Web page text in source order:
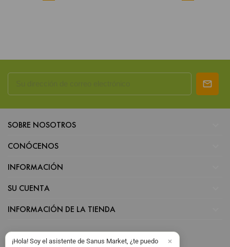
SOBRE NOSOTROS
CONÓCENOS
INFORMACIÓN
SU CUENTA
INFORMACIÓN DE LA TIENDA
¡Hola! Soy el asistente de Sanus Market, ¿te puedo